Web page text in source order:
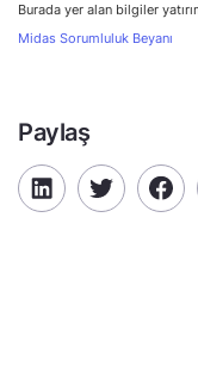
Burada yer alan bilgiler
Midas Sorumluluk Beyanı
Paylaş